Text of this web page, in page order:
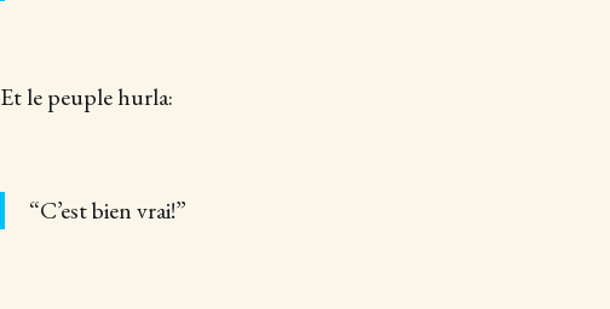
Et le peuple hurla:
“C’est bien vrai!”